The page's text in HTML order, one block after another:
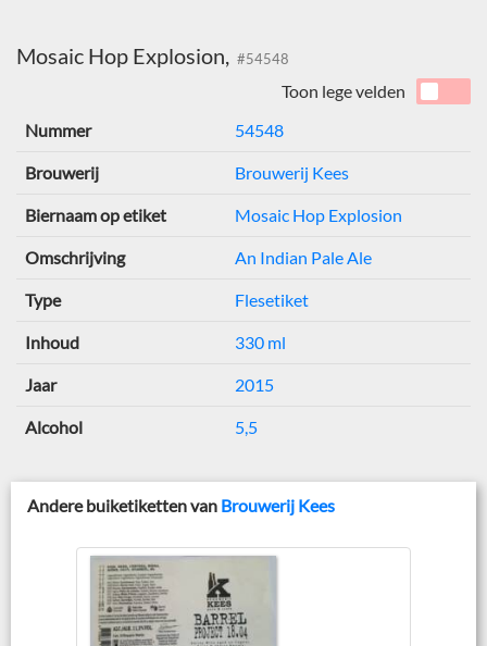
Mosaic Hop Explosion, #54548
Toon lege velden
Nummer
54548
Brouwerij Brouwerij Kees
Biernaam op etiket Mosaic Hop Explosion
Omschrijving An Indian Pale Ale
Type Flesetiket
Inhoud 330 ml
Jaar 2015
Alcohol 5,5
Andere buiketiketten van Brouwerij Kees